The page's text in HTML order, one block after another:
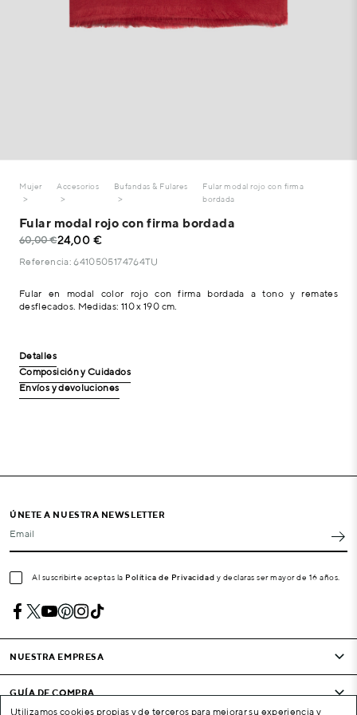
Mujer Accesorios Bufandas & Fulares
Fular modal rojo con firma
bordada
Fular modal rojo con firma bordada
60,00 €24,00 €
Referencia: 6410505174764TU
Fular en modal color rojo con firma bordada a tono y remates
desflecados. Medidas: 110 x 190 cm.
Detalles
Composición y Cuidados
Envíos y devoluciones
ÚNETE A NUESTRA NEWSLETTER
Email
Al suscribirte aceptas la Política de Privacidad y declaras ser mayor de 16 años.
NUESTRA EMPRESA
GUÍA DE COMPRA
Utilizamos cookies propias y de terceros para mejorar su experiencia y